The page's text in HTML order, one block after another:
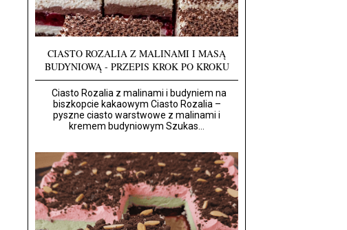
CIASTO ROZALIA Z MALINAMI I MASĄ
BUDYNIOWĄ - PRZEPIS KROK PO KROKU
Ciasto Rozalia z malinami i budyniem na
biszkopcie kakaowym Ciasto Rozalia –
pyszne ciasto warstwowe z malinami i
kremem budyniowym Szukas...